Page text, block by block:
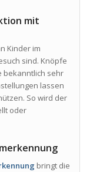
mit
Kinder im
sind. Knöpfe
bekanntlich sehr
lassen
So wird der
oder
bringt die